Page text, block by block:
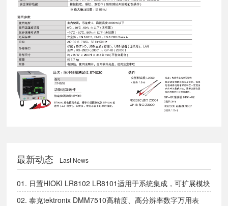
最新动态 Last News
01. 日置HIOKI LR8102 LR8101适用于系统集成，可扩展模块
的数据采集仪
02.泰克tektronix DMM7510高精度、高分辨率数字万用表